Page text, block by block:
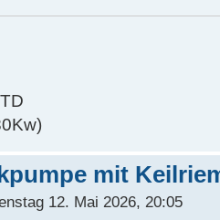
mit
12. Mai 2026, 20:05